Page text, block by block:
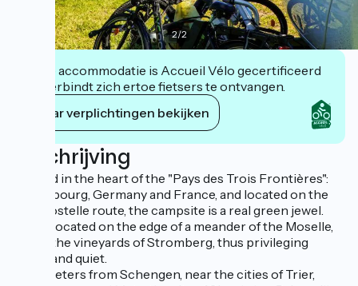
2/2
Deze accommodatie is Accueil Vélo gecertificeerd
en verbindt zich ertoe fietsers te ontvangen.
Haar verplichtingen bekijken
Beschrijving
Nestled in the heart of the "Pays des Trois Frontières":
Luxembourg, Germany and France, and located on the
Compostelle route, the campsite is a real green jewel.
Ideally located on the edge of a meander of the Moselle,
facing the vineyards of Stromberg, thus privileging
peace and quiet.
4 kilometers from Schengen, near the cities of Trier,